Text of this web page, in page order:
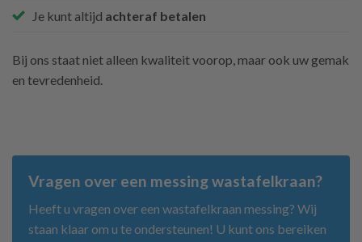
Je kunt altijd achteraf betalen
Bij ons staat niet alleen kwaliteit voorop, maar ook uw gemak
en tevredenheid.
Vragen over een messing wastafelkraan?
Heeft u vragen over een wastafelkraan messing? Wij
staan klaar om u te ondersteunen! U kunt ons bereiken